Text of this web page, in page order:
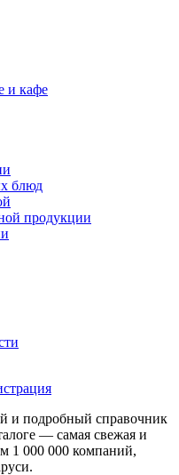
и кафе
блюд
продукции
и подробный справочник
— самая свежая и
1 000 000 компаний,